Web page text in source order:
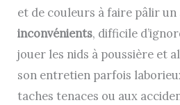
et de couleurs à faire pâlir
inconvénients, difficile
jouer les nids à poussière et
son entretien parfois
taches tenaces ou aux